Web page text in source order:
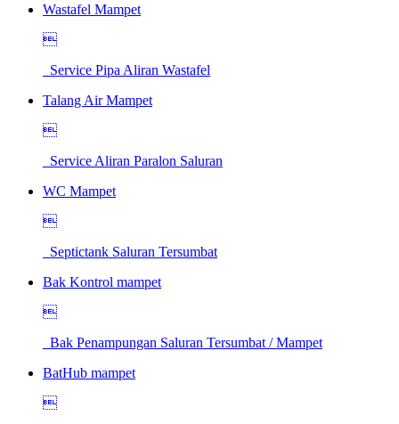
Wastafel Mampet

Service Pipa Aliran Wastafel
Talang Air Mampet

Service Aliran Paralon Saluran
WC Mampet

Septictank Saluran Tersumbat
Bak Kontrol mampet

Bak Penampungan Saluran Tersumbat / Mampet
BatHub mampet
